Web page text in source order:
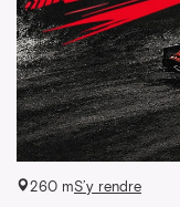
260 mS’y rendre